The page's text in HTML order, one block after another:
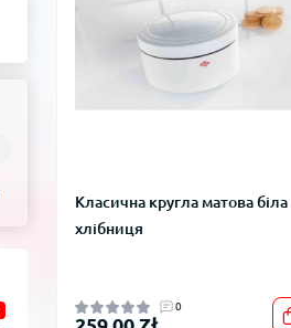
Класична кругла матова біла
хлібниця
0